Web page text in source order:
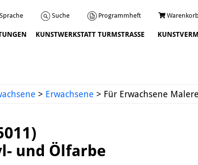
Suche Programmheft
KUNSTWERKSTATT TURMSTRASSE
> Erwachsene > Für Erwachsene
und Ölfarbe